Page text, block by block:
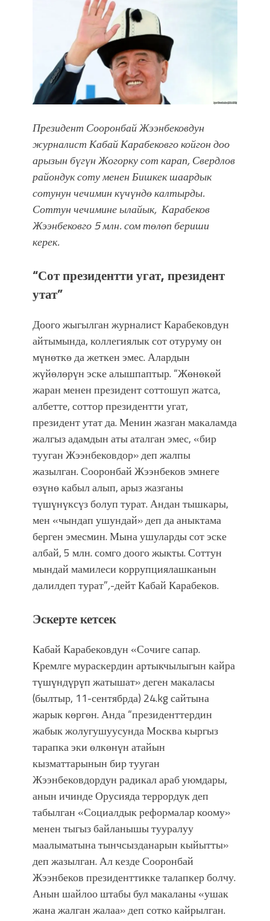
впечатляющим шоу музыкальных
фонтанов в Royal Central Park
Аида САЛЯНОВА: "Кыргыз шахмат
союзунун президенти болуп
шайланышым сыймык жана чоң
жоопкерчилик!"
Садыр ЖАПАРОВ: “Айтматовдой
уланышы үчүн журнал сөзсүз керек!”
“Китепкана түнγ-2026”: Психолог
Мээрим Мураталиева менен
жолугушууга келиңиз! (Дарек. Видео)
Латын арибиндеги “Чабуул”... “Ала-
Тоо” журналынын тарыхы жана
редакторлору... (Тизме. Видео)
“КАРА КЕМПИР”: ҮМҮТТҮН
ТҮБӨЛҮК СИМВОЛУ
фонтанды көрүү үчүн Royal Central
Park'ка 30 миң адам чогулду
Президент Сооронбай Жээнбековдун
журналист Кабай Карабековго койгон доо
арызын бүгүн Жогорку сот карап, Свердлов
райондук соту менен Бишкек шаардык
сотунун чечимин күчүндө калтырды.
Соттун чечимине ылайык, Карабеков
Жээнбековго 5 млн. сом төлөп бериши
керек.
“Сот президентти угат, президент
утат”
Доого жыгылган журналист Карабековдун
айтымында, коллегиялык сот отуруму он
мүнөткө да жеткен эмес. Алардын
жүйөлөрүн эске алышпаптыр. “Жөнөкөй
жаран менен президент соттошуп жатса,
албетте, соттор президентти угат,
президент утат да. Менин жазган макаламда
жалгыз адамдын аты аталган эмес, «бир
тууган Жээнбековдор» деп жалпы
жазылган. Сооронбай Жээнбеков эмнеге
өзүнө кабыл алып, арыз жазганы
түшүнүксүз болуп турат. Андан тышкары,
мен «чындап ушундай» деп да аныктама
берген эмесмин. Мына ушуларды сот эске
албай, 5 млн. сомго доого жыкты. Соттун
мындай мамилеси коррупциялашканын
далилдеп турат”,-дейт Кабай Карабеков.
Эскерте кетсек
Кабай Карабековдун «Сочиге сапар.
Кремлге мураскердин артыкчылыгын кайра
түшүндүрүп жатышат» деген макаласы
(былтыр, 11-сентябрда) 24.kg сайтына
жарык көргөн. Анда “президенттердин
жабык жолугушуусунда Москва кыргыз
тарапка эки өлкөнүн атайын
кызматтарынын бир тууган
Жээнбековдордун радикал араб уюмдары,
анын ичинде Орусияда террордук деп
табылган «Социалдык реформалар коому»
менен тыгыз байланышы тууралуу
маалыматына тынчсызданарын кыйытты»
деп жазылган. Ал кезде Сооронбай
Жээнбеков президенттикке талапкер болчу.
Анын шайлоо штабы бул макаланы «ушак
жана жалган жалаа» деп сотко кайрылган.